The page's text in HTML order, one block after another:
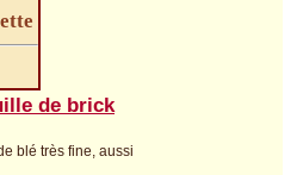
de brick
blé très fine, aussi